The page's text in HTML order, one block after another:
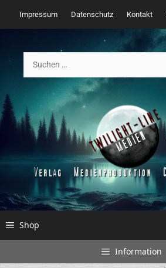
Inhalt
springen
Impressum Datenschutz Kontakt
nach:
Shop
Information